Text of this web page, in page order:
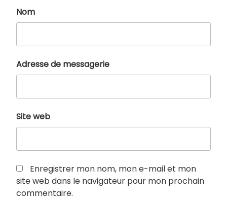
Nom
Adresse de messagerie
Site web
Enregistrer mon nom, mon e-mail et mon
site web dans le navigateur pour mon prochain
commentaire.